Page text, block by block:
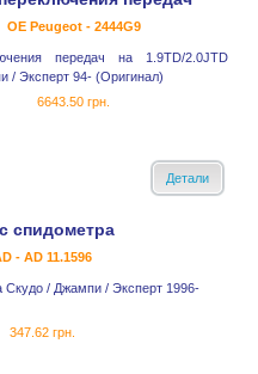
OE Peugeot - 2444G9
передач на 1.9TD/2.0JTD
/ Эксперт 94- (Оригинал)
6643.50 грн.
Детали
спидометра
- AD 11.1596
Скудо / Джампи / Эксперт 1996-
347.62 грн.